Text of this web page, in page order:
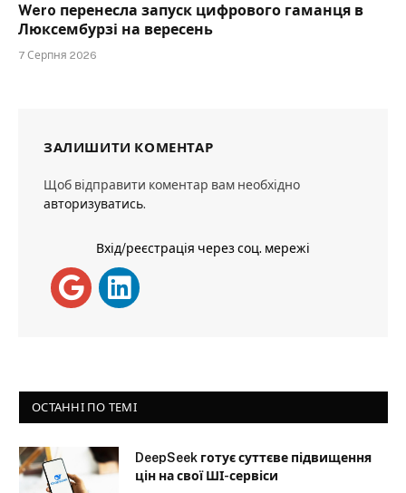
Wero перенесла запуск цифрового гаманця в
Люксембурзі на вересень
7 Серпня 2026
ЗАЛИШИТИ КОМЕНТАР
Щоб відправити коментар вам необхідно
авторизуватись.
Вхід/реєстрація через соц. мережі
ОСТАННІ ПО ТЕМІ
DeepSeek готує суттєве підвищення
цін на свої ШІ-сервіси